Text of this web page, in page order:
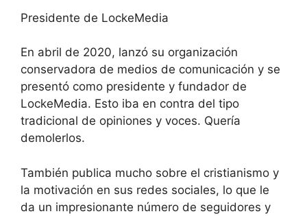
Presidente de LockeMedia
En abril de 2020, lanzó su organización
conservadora de medios de comunicación y se
presentó como presidente y fundador de
LockeMedia. Esto iba en contra del tipo
tradicional de opiniones y voces. Quería
demolerlos.
También publica mucho sobre el cristianismo y
la motivación en sus redes sociales, lo que le
da un impresionante número de seguidores y